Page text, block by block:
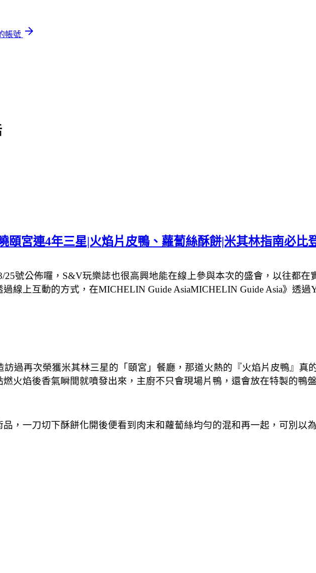
帳號
頤宮連4年三星|火焰片皮鴨、蘿蔔絲酥餅|米其林指南必比
25號公佈囉，S&V玩樂誌也很高興地能在線上參與本次的盛會，以往都
線上互動的方式，在MICHELIN Guide AsiaMICHELIN Guide Asia》透過
過再次榮獲米其林三星的「頤宮」餐廳，那道火熱的『火焰片皮鴨』真
火焰後香氣瞬間就噴發出來，主廚不只會現場片鴨，還會放在特製的鴨
，一刀切下酥餅化開後便看到肉末和蘿蔔絲均勻的混和再一起，可別以